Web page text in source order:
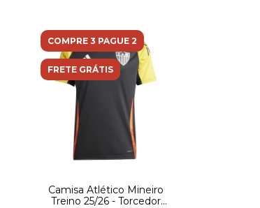
COMPRE 3 PAGUE 2
FRETE GRÁTIS
Camisa Atlético Mineiro
Treino 25/26 - Torcedor